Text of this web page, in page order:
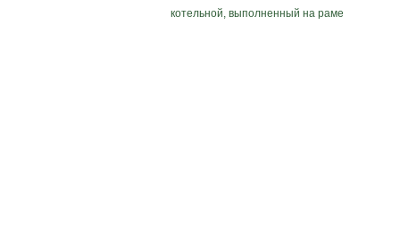
котельной, выполненный на раме